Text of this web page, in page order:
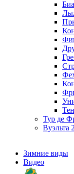
Тур де
Вуэльта
Зимние виды
Видео